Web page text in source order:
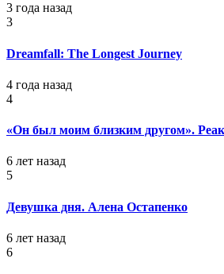
3 года назад
3
Dreamfall: The Longest Journey
4 года назад
4
«Он был моим близким другом».
6 лет назад
5
Девушка дня. Алена Остапенко
6 лет назад
6